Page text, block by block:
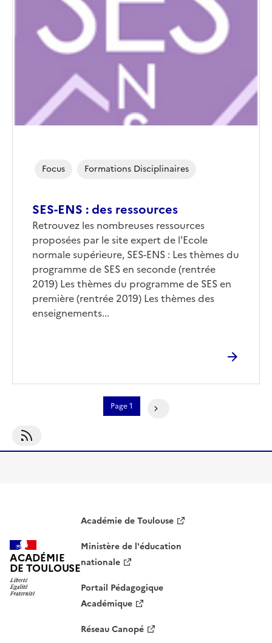
SES-ENS : des ressources
Corps
Retrouvez les nombreuses ressources
proposées par le site expert de l'Ecole
normale supérieure, SES-ENS : Les thèmes du
programme de SES en seconde (rentrée
2019) Les thèmes du programme de SES en
première (rentrée 2019) Les thèmes des
enseignements...
Focus Formations Disciplinaires
couverture
(conseillée)
Pagination
Page 1
S'abonner À Formations Disciplinaires
ACADÉMIE
DE TOULOUSE
Académie de Toulouse
Ministère de l'éducation
nationale
Portail Pédagogique
Académique
Réseau Canopé